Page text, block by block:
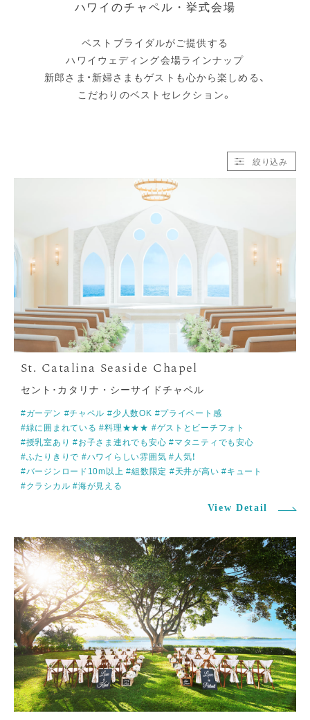
ハワイのチャペル・挙式会場
ベストブライダルがご提供する
ハワイウェディング会場ラインナップ
新郎さま・新婦さまもゲストも心から楽しめる、
こだわりのベストセレクション。
絞り込み
セント･カタリナ・シーサイドチャペル
#ガーデン #チャペル #少人数OK #プライベート感
#緑に囲まれている #料理★★★ #ゲストとビーチフォト
#授乳室あり #お子さま連れでも安心 #マタニティでも安心
#ふたりきりで #ハワイらしい雰囲気 #人気！
#バージンロード10m以上 #組数限定 #天井が高い #キュート
#クラシカル #海が見える
View Detail